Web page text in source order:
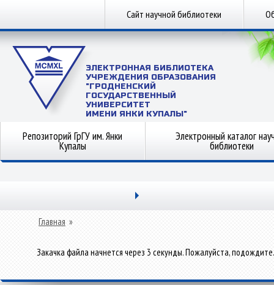
Сайт научной библиотеки
ЭЛЕКТРОННАЯ БИБЛИОТЕКА
УЧРЕЖДЕНИЯ ОБРАЗОВАНИЯ
"ГРОДНЕНСКИЙ
ГОСУДАРСТВЕННЫЙ
УНИВЕРСИТЕТ
ИМЕНИ ЯНКИ КУПАЛЫ"
Репозиторий ГрГУ им. Янки
Купалы
Электронный каталог
библиотеки
Главная »
Закачка файла начнется через 3 секунды. Пожалуйста, подождите.